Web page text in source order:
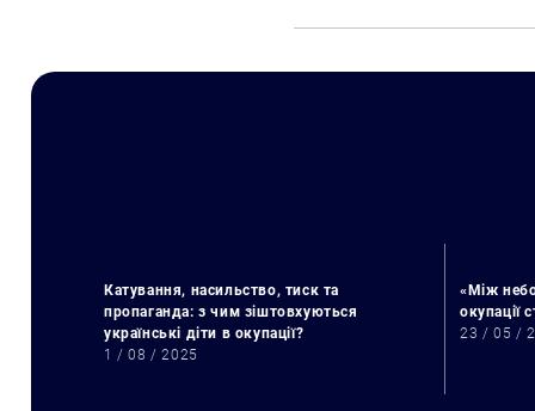
Катування, насильство, тиск та
пропаганда: з чим зіштовхуються
українські діти в окупації?
1 / 08 / 2025
«Між
окупації
23 / 05 /